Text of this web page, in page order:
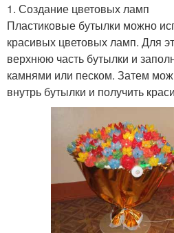
1. Создание цветовых ламп
Пластиковые бутылки можно
красивых цветовых ламп. Для
верхнюю часть бутылки и
камнями или песком. Затем
внутрь бутылки и получить